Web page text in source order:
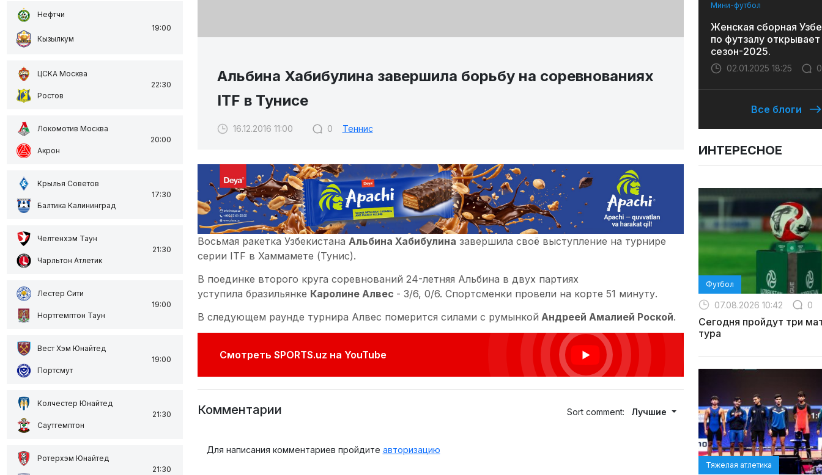
Нефтчи
Кызылкум
19:00
ЦСКА Москва
Ростов
22:30
Локомотив Москва
Акрон
20:00
Крылья Советов
Балтика Калининград
17:30
Челтенхэм Таун
Чарльтон Атлетик
21:30
Лестер Сити
Нортгемптон Таун
19:00
Вест Хэм Юнайтед
Портсмут
19:00
Колчестер Юнайтед
Саутгемптон
21:30
Ротерхэм Юнайтед
21:30
Альбина Хабибулина завершила борьбу на соревнованиях
ITF в Тунисе
16.12.2016 11:00 0 Теннис
Восьмая ракетка Узбекистана Альбина Хабибулина завершила своё выступление на турнире
серии ITF в Хаммамете (Тунис).
В поединке второго круга соревнований 24-летняя Альбина в двух партиях
уступила бразильянке Каролине Алвес - 3/6, 0/6. Спортсменки провели на корте 51 минуту.
В следующем раунде турнира Алвес померится силами с румынкой Андреей Амалией Роской.
Смотреть SPORTS.uz на YouTube
Комментарии Sort comment: Лучшие
Для написания комментариев пройдите авторизацию
Мини-футбол
Женская сборная
по футзалу открывает
сезон-2025.
02.01.2025 18:25 0
Все блоги
ИНТЕРЕСНОЕ
Футбол
07.08.2026 10:42 0
Сегодня пройдут три
тура
Тяжелая атлетика